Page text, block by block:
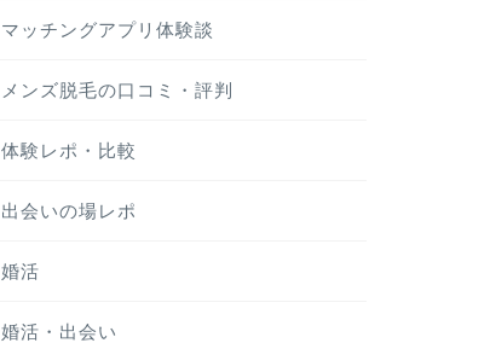
マッチングアプリ体験談
メンズ脱毛の口コミ・評判
体験レポ・比較
出会いの場レポ
婚活
婚活・出会い